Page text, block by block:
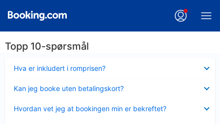
Topp 10-spørsmål
Hva er inkludert i romprisen?
mindre
Kan jeg booke uten betalingskort?
mindre
Hvordan vet jeg at bookingen min er bekreftet?
mindre